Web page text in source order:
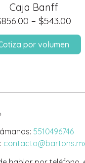
Caja Banff
$543.00
–
856.00
por volumen
5510496746